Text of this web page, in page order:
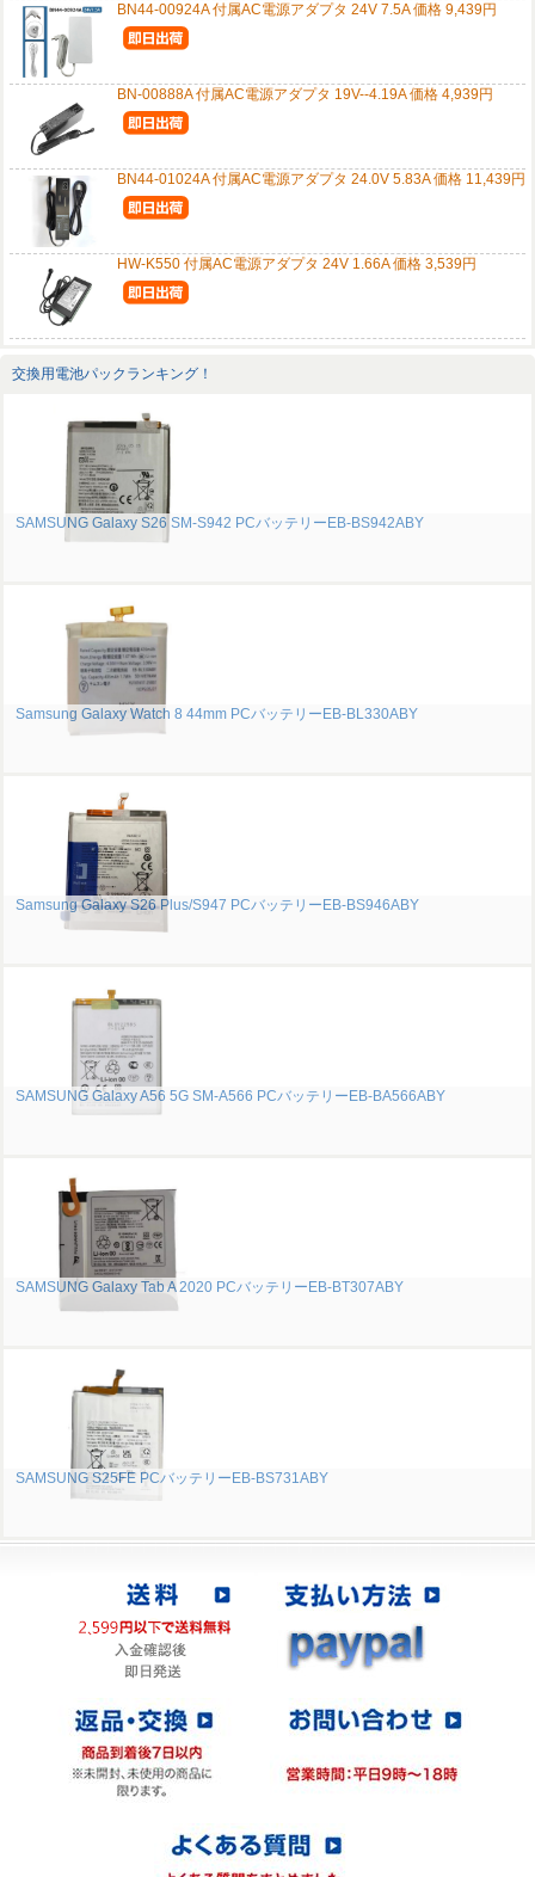
BN44-00924A 付属AC電源アダプタ 24V 7.5A 価格 9,439円
BN-00888A 付属AC電源アダプタ 19V--4.19A 価格 4,939円
BN44-01024A 付属AC電源アダプタ 24.0V 5.83A 価格 11,439円
HW-K550 付属AC電源アダプタ 24V 1.66A 価格 3,539円
交換用電池パックランキング！
SAMSUNG Galaxy S26 SM-S942 PCバッテリーEB-BS942ABY
Samsung Galaxy Watch 8 44mm PCバッテリーEB-BL330ABY
Samsung Galaxy S26 Plus/S947 PCバッテリーEB-BS946ABY
SAMSUNG Galaxy A56 5G SM-A566 PCバッテリーEB-BA566ABY
SAMSUNG Galaxy Tab A 2020 PCバッテリーEB-BT307ABY
SAMSUNG S25FE PCバッテリーEB-BS731ABY